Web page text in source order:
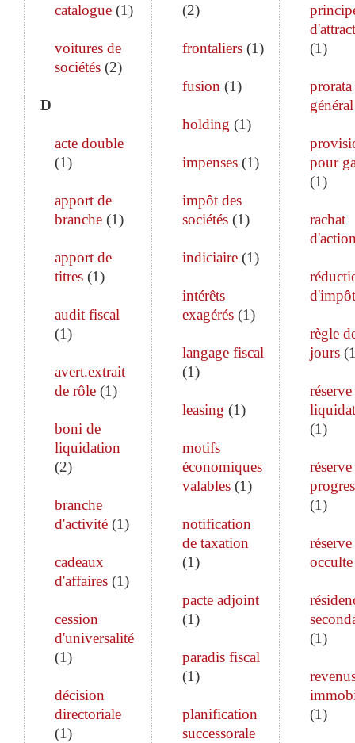
catalogue (1)
voitures de
sociétés (2)
D
acte double
(1)
apport de
branche (1)
apport de
titres (1)
audit fiscal
(1)
avert.extrait
de rôle (1)
boni de
liquidation
(2)
branche
d'activité (1)
cadeaux
d'affaires (1)
cession
d'universalité
(1)
décision
directoriale
(1)
(2)
frontaliers(1)
fusion (1)
holding (1)
impenses(1)
impôt des
sociétés(1)
indiciaire(1)
intérêts
exagérés(1)
langage fiscal
(1)
leasing (1)
motifs
économiques
valables(1)
notification
de taxation
(1)
pacte adjoint
(1)
paradis fiscal
(1)
planification
successorale
(1)
prorata
général
pour
(1)
rachat
d'impôt
règle
jours(
(1)
(1)
réserve
occulte
(1)
(1)